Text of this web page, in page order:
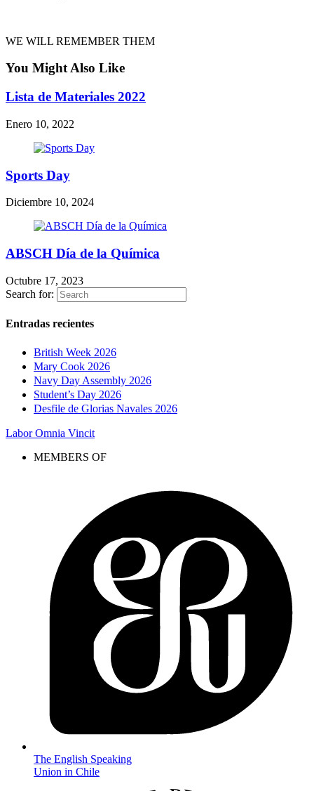
WE WILL REMEMBER THEM
You Might Also Like
Lista de Materiales 2022
Enero 10, 2022
Sports Day
Diciembre 10, 2024
ABSCH Día de la Química
Octubre 17, 2023
Search for:
Entradas recientes
British Week 2026
Mary Cook 2026
Navy Day Assembly 2026
Student’s Day 2026
Desfile de Glorias Navales 2026
Labor Omnia Vincit
MEMBERS OF
The English Speaking
Union in Chile